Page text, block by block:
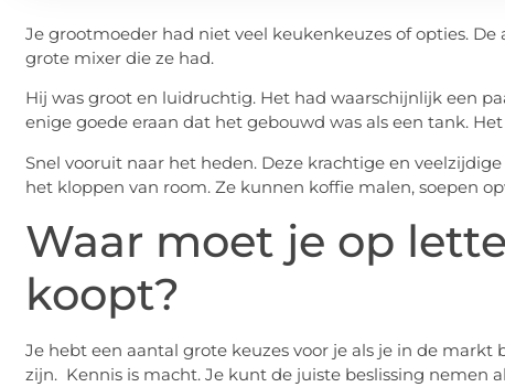
Je grootmoeder had niet veel keukenkeuzes of opties.
grote mixer die ze had.
Hij was groot en luidruchtig. Het had waarschijnlijk een
enige goede eraan dat het gebouwd was als een tank.
Snel vooruit naar het heden. Deze krachtige en
het kloppen van room. Ze kunnen koffie malen, soepen
Waar moet je op
koopt?
Je hebt een aantal grote keuzes voor je als je in de
zijn. Kennis is macht. Je kunt de juiste beslissing nemen